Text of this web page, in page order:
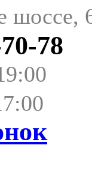
шоссе,
78